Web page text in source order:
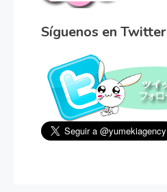
Síguenos en Twitter